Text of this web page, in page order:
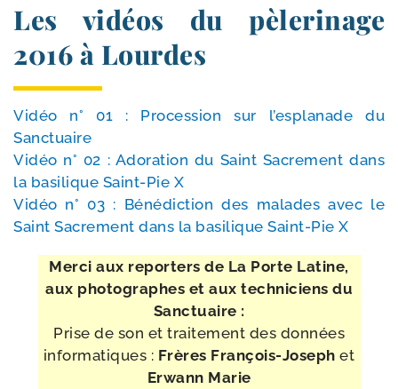
Les vidéos du pèlerinage
2016 à Lourdes
Vidéo n° 01 : Procession sur l’es­pla­nade du
Sanctuaire
Vidéo n° 02 : Adoration du Saint Sacrement dans
la basi­lique Saint-​Pie X
Vidéo n° 03 : Bénédiction des malades avec le
Saint Sacrement dans la basi­lique Saint-​Pie X
Merci aux repor­ters de La Porte Latine,
aux pho­to­graphes et aux tech­ni­ciens du
Sanctuaire :
Prise de son et trai­te­ment des don­nées
infor­ma­tiques : Frères François-​Joseph et
Erwann Marie